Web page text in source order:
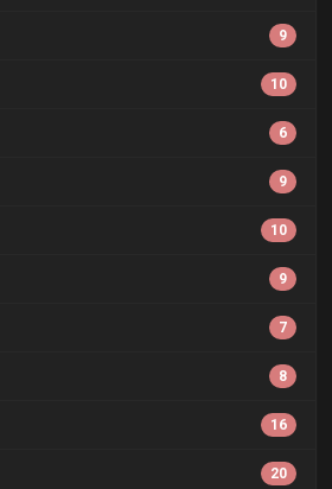
9
10
6
9
10
9
7
8
16
20